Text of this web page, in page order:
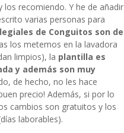
recomiendo. Y he de añadir
varias personas para
de Conguitos son de
los metemos en la lavadora
limpios), la plantilla es
y además son muy
de hecho, no les hace
precio! Además, si por lo
cambios son gratuitos y los
laborables).